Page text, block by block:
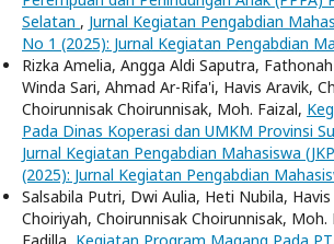
Selatan , Jurnal Kegiatan Pengabdian
No 1 (2025): Jurnal Kegiatan Pengabdian
Rizka Amelia, Angga Aldi Saputra,
Winda Sari, Ahmad Ar-Rifa'i, Havis Aravik,
Choirunnisak Choirunnisak, Moh. Faizal,
Pada Dinas Koperasi dan UMKM Provinsi
Jurnal Kegiatan Pengabdian Mahasiswa
(2025): Jurnal Kegiatan Pengabdian
Salsabila Putri, Dwi Aulia, Heti Nubila,
Choiriyah, Choirunnisak Choirunnisak, Moh.